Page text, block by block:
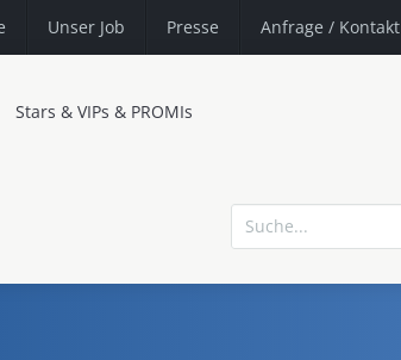
Unser Job Presse Anfrage / Kontakt
Stars & VIPs & PROMIs